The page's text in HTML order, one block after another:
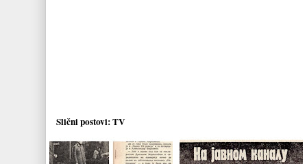
Slični postovi:TV